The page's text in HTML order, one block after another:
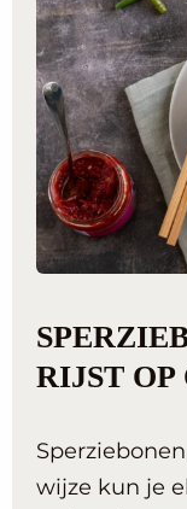
RIJST OP
wijze kun je